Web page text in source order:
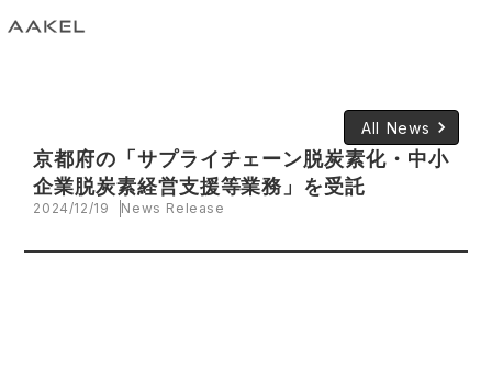
All News keyboard_arrow_right
京都府の「サプライチェーン脱炭素化・中小
企業脱炭素経営支援等業務」を受託
2024/12/19 News Release